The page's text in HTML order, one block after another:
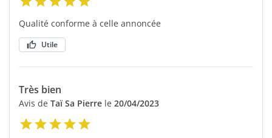
Qualité conforme à celle annoncée
Utile
Très bien
Avis de Taï Sa Pierre le 20/04/2023